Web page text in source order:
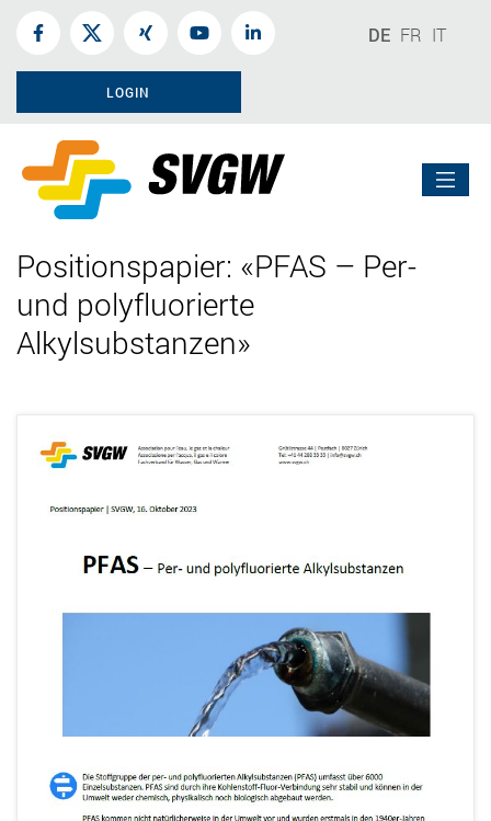
DE FR IT
LOGIN
Positionspapier: «PFAS – Per-
und polyfluorierte
Alkylsubstanzen»